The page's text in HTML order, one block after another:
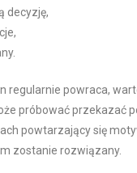
decyzję,
regularnie powraca,
próbować przekazać
powtarzający się
zostanie rozwiązany.